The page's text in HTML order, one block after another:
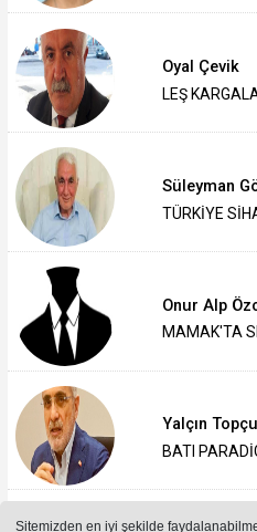
Sitemizden en iyi şekilde
Oyal Çevik
LEŞ
Süleyman
TÜRKİYE
Onur Alp
MAMAK'TA
Yalçın Topçu
BATI